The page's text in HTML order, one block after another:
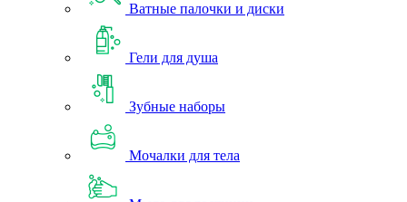
Ватные палочки и диски
Гели для душа
Зубные наборы
Мочалки для тела